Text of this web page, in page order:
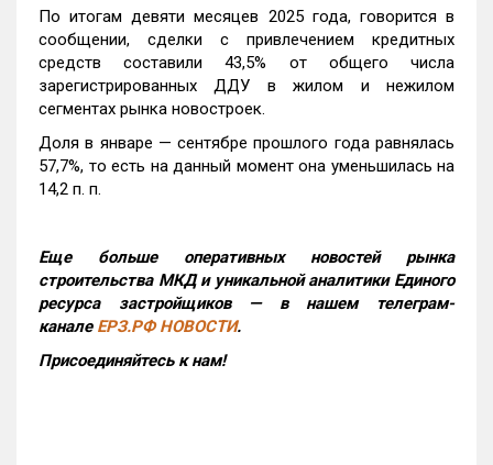
По итогам девяти месяцев 2025 года, говорится в
сообщении, сделки с привлечением кредитных
средств составили 43,5% от общего числа
зарегистрированных ДДУ в жилом и нежилом
сегментах рынка новостроек.
Доля в январе — сентябре прошлого года равнялась
57,7%, то есть на данный момент она уменьшилась на
14,2 п. п.
Еще больше оперативных новостей рынка
строительства МКД и уникальной аналитики Единого
ресурса застройщиков — в нашем телеграм-
канале ЕРЗ.РФ НОВОСТИ.
Присоединяйтесь к нам!